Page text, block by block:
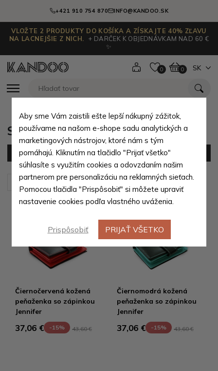
+421 910 754 870 INFO@KANDOO.SK
VLOŽTE 2 PRODUKTY DO KOŠÍKA A ZÍSKAJTE 40% ZĽAVU
NA LACNEJŠIE Z NICH.
+ DARČEK K OBJEDNÁVKAM NAD 60 €
✨
0 0 SK
Stredné dámske peňaženky
Filter (99 produktov)
Zoradiť podľa: Predvolené
Čiernočervená kožená
peňaženka so zápinkou
Jennifer
37,06 € -15% 43,60 €
Čiernomodrá kožená
peňaženka so zápinkou
Jennifer
37,06 € -15% 43,60 €
Aby sme Vám zaistili ešte lepší nákupný zážitok,
používame na našom e-shope sadu analytických a
marketingových nástrojov, ktoré nám s tým
pomáhajú. Kliknutím na tlačidlo "Prijať všetko"
súhlasíte s využitím cookies a odovzdaním našim
partnerom pre personalizáciu na reklamných sieťach.
Pomocou tlačidla "Prispôsobiť" si môžete upraviť
nastavenie cookies podľa vlastného uváženia.
Prispôsobiť PRIJAŤ VŠETKO